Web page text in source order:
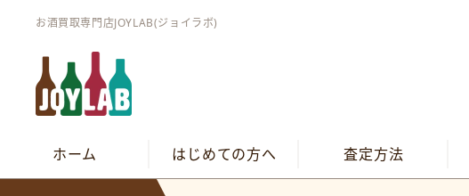
お酒買取専門店JOYLAB(ジョイラボ)
ホーム はじめての方へ 査定方法